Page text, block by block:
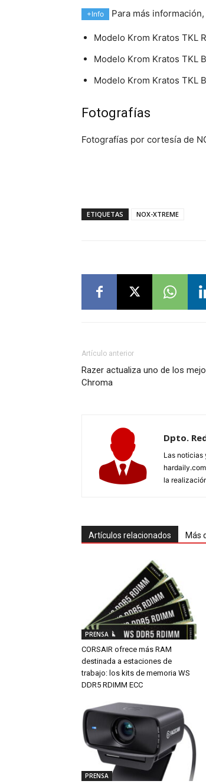
+Info Para más
Modelo Krom Kratos TKL
Modelo Krom Kratos TKL
Modelo Krom Kratos TKL
Fotografías
Fotografías por cortesía de
ETIQUETAS NOX-XTREME
Artículo anterior
Razer actualiza uno de los
Chroma
Dpto.
Las noticias
la
Artículos relacionados Más
PRENSA
CORSAIR ofrece más RAM
destinada a estaciones de
trabajo: los kits de memoria WS
DDR5 RDIMM ECC
PRENSA